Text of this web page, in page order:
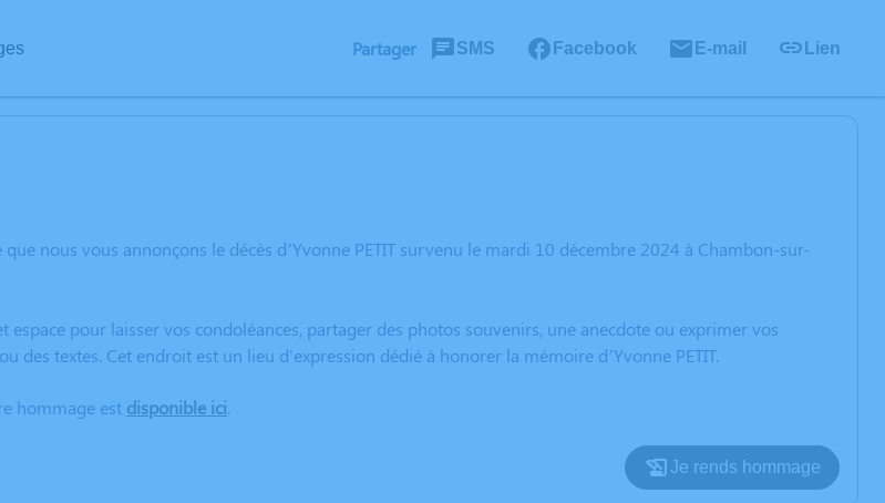
Partager SMS Facebook E-mail Lien
que nous vous annonçons le décès d’Yvonne PETIT survenu le mardi 10 décembre 2024 à Chambon-sur-
espace pour laisser vos condoléances, partager des photos souvenirs, une anecdote ou exprimer vos
des textes. Cet endroit est un lieu d'expression dédié à honorer la mémoire d’Yvonne PETIT.
hommage est disponible ici.
Je rends hommage